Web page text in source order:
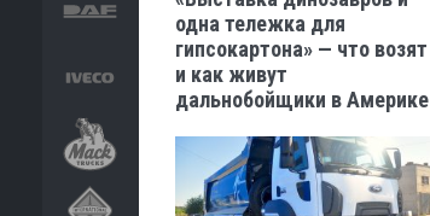
одна тележка для
гипсокартона» — что возят
и как живут
дальнобойщики в Америке